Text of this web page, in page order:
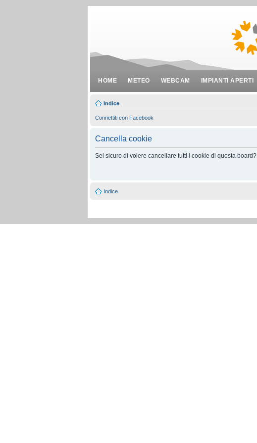
HOME METEO WEBCAM IMPIANTI APERTI
Indice
Connettiti con Facebook
Cancella cookie
Sei sicuro di volere cancellare tutti i cookie di questa board?
Indice